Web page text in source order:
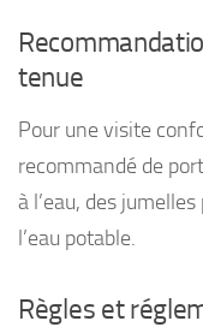
tenue
Pour une visite
recommandé de
à l’eau, des
l’eau potable.
Règles et